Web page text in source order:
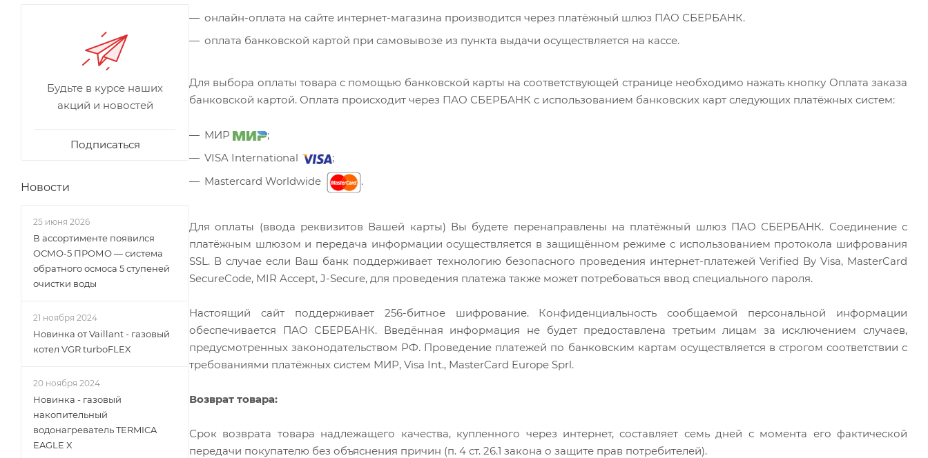
онлайн-оплата на сайте интернет-магазина производится через платёжный шлюз ПАО СБЕРБАНК.
оплата банковской картой при самовывозе из пункта выдачи осуществляется на кассе.
Для выбора оплаты товара с помощью банковской карты на соответствующей странице необходимо нажать кнопку Оплата заказа
банковской картой. Оплата происходит через ПАО СБЕРБАНК с использованием банковских карт следующих платёжных систем:
МИР
;
VISA International
;
Mastercard Worldwide
.
Для оплаты (ввода реквизитов Вашей карты) Вы будете перенаправлены на платёжный шлюз ПАО СБЕРБАНК. Соединение с
платёжным шлюзом и передача информации осуществляется в защищённом режиме с использованием протокола шифрования
SSL. В случае если Ваш банк поддерживает технологию безопасного проведения интернет-платежей Verified By Visa, MasterCard
SecureCode, MIR Accept, J-Secure, для проведения платежа также может потребоваться ввод специального пароля.
Настоящий сайт поддерживает 256-битное шифрование. Конфиденциальность сообщаемой персональной информации
обеспечивается ПАО СБЕРБАНК. Введённая информация не будет предоставлена третьим лицам за исключением случаев,
предусмотренных законодательством РФ. Проведение платежей по банковским картам осуществляется в строгом соответствии с
требованиями платёжных систем МИР, Visa Int., MasterCard Europe Sprl.
Возврат товара:
Срок возврата товара надлежащего качества, купленного через интернет, составляет семь дней с момента его фактической
передачи покупателю без объяснения причин (п. 4 ст. 26.1 закона о защите прав потребителей).
Будьте в курсе наших
акций и новостей
Подписаться
Новости
25 июня 2026
В ассортименте появился
ОСМО-5 ПРОМО — система
обратного осмоса 5 ступеней
очистки воды
21 ноября 2024
Новинка от Vaillant - газовый
котел VGR turboFLEX
20 ноября 2024
Новинка - газовый
накопительный
водонагреватель TERMICA
EAGLE X